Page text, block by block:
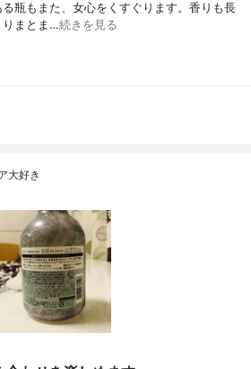
瓶もまた、女心をくすぐります。香りも長
りまとま…続きを見る
大好き